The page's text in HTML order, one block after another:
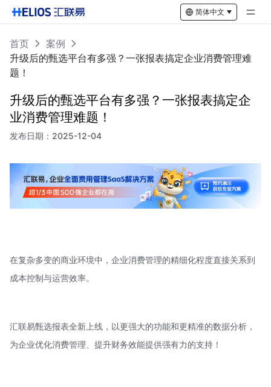
简体中文
首页
案例
升级后的甄选平台有多强？一张报表搞定企业消费管理难
题！
升级后的甄选平台有多强？一张报表搞定企
业消费管理难题！
发布日期： 2025-12-04
在复杂多变的商业环境中，企业消费管理的精细化程度直接关系到
成本控制与运营效率。
汇联易甄选报表全新上线，以更强大的功能和更精准的数据分析，
为企业优化消费管理、提升财务效能提供强有力的支持！